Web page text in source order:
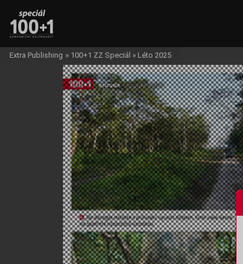
Extra Publishing » 100+1 ZZ Speciál » Léto 2025